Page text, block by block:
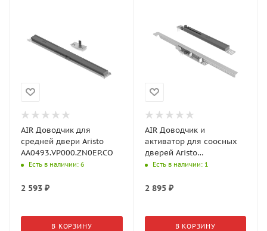
AIR Доводчик для
средней двери Aristo
AA0493.VP000.ZN0EP.CO
Есть в наличии: 6
2 593 ₽
В КОРЗИНУ
AIR Доводчик и
активатор для соосных
дверей Aristo
AA1123.VR000.ZN0EP.CO
Есть в наличии: 1
2 895₽
В КОРЗИНУ